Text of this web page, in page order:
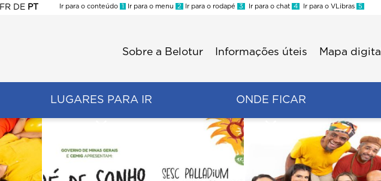
FR DE PT
Ir para o conteúdo 1 Ir para o menu 2 Ir para o rodapé 3 Ir para o chat 4 Ir para o VLibras 5
Sobre a Belotur Informações úteis Mapa digital
LUGARES PARA IR ONDE FICAR